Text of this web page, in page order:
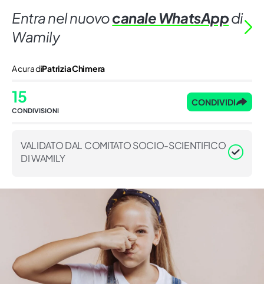
Entra nel nuovocanale WhatsAppdi
Wamily
A cura diPatrizia Chimera
15
CONDIVISIONI
CONDIVIDI
VALIDATO DAL COMITATO SOCIO-SCIENTIFICO
DI WAMILY